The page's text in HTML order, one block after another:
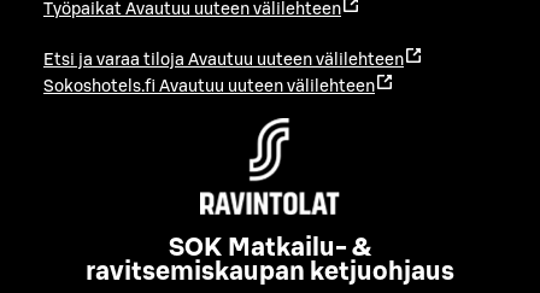
Työpaikat Avautuu uuteen välilehteen
Etsi ja varaa tiloja Avautuu uuteen välilehteen
Sokoshotels.fi Avautuu uuteen välilehteen
SOK Matkailu- &
ravitsemiskaupan ketjuohjaus